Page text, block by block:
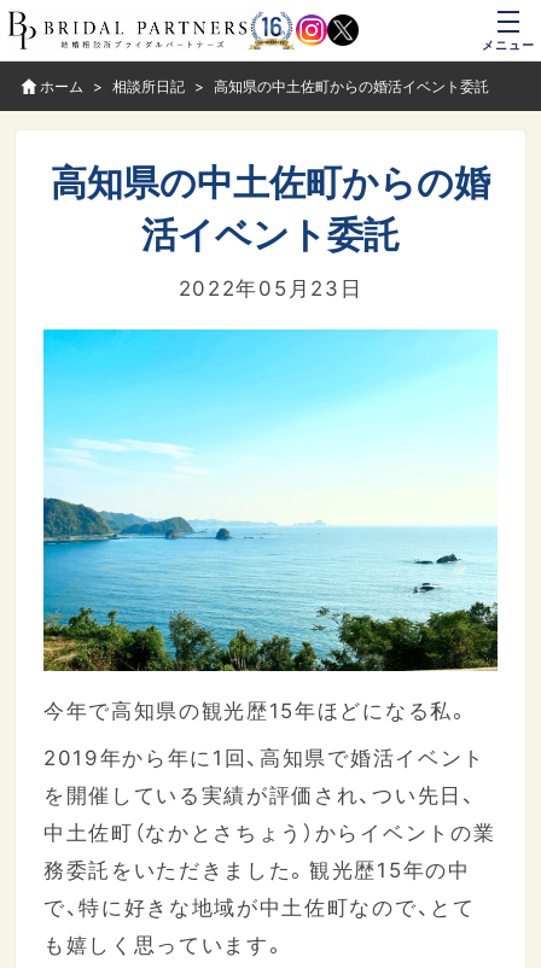
メニュー
ホーム 相談所日記 高知県の中土佐町からの婚活イベント委託
高知県の中土佐町からの婚
活イベント委託
2022年05月23日
今年で高知県の観光歴15年ほどになる私。
2019年から年に1回、高知県で婚活イベント
を開催している実績が評価され、つい先日、
中土佐町（なかとさちょう）からイベントの業
務委託をいただきました。観光歴15年の中
で、特に好きな地域が中土佐町なので、とて
も嬉しく思っています。